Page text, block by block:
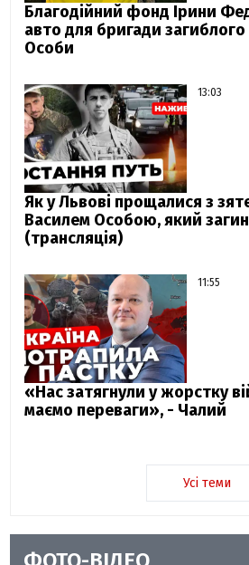
Благодійний фонд Ірини
авто для бригади
Особи
13:03
Як у Львові прощалися з
Василем Особою, який
(трансляція)
11:55
«Нас затягнули у жорстку
маємо переваги», - Чалий
Усі теми